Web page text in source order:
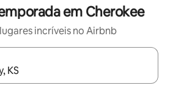
em Cherokee
incríveis no Airbnb
estiverem disponíveis, explore-os